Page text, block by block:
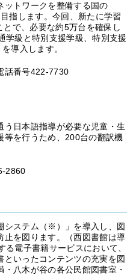
ットワークを整備する国の
指します。今回、新たに学習
で、必要な約5万台を確保し
学級と特別支援学級、特別支援
導入します。
話番号422-7730
日本語指導が必要な児童・生
等を行うため、200台の翻訳機
2860
ステム（※）」を導入し、図
止を図ります。（西図書館は導
電子書籍サービスにおいて、
いったコンテンツの充実を図
八木が谷の各公民館図書室・